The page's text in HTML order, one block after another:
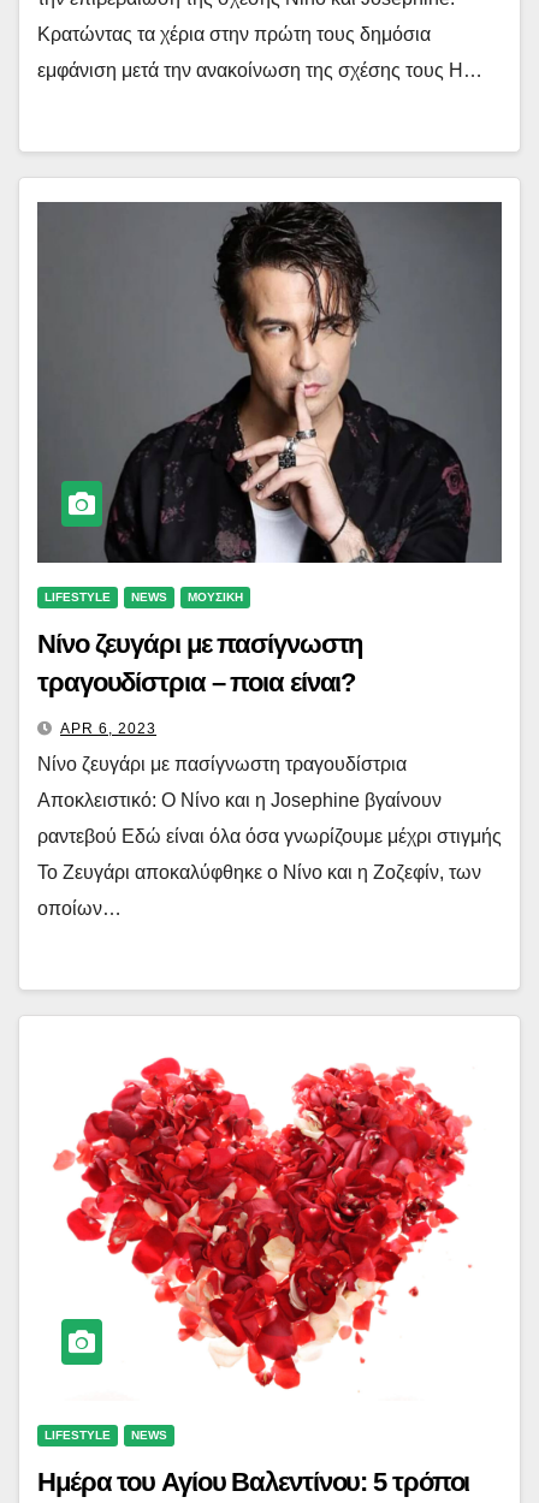
Κρατώντας τα χέρια στην πρώτη τους δημόσια
εμφάνιση μετά την ανακοίνωση της σχέσης τους Η…
LIFESTYLE NEWS ΜΟΥΣΙΚΗ
Νίνο ζευγάρι με πασίγνωστη
τραγουδίστρια – ποια είναι?
APR 6, 2023
Νίνο ζευγάρι με πασίγνωστη τραγουδίστρια
Αποκλειστικό: Ο Νίνο και η Josephine βγαίνουν
ραντεβού Εδώ είναι όλα όσα γνωρίζουμε μέχρι στιγμής
Το Ζευγάρι αποκαλύφθηκε ο Νίνο και η Ζοζεφίν, των
οποίων…
LIFESTYLE NEWS
Ημέρα του Αγίου Βαλεντίνου: 5 τρόποι